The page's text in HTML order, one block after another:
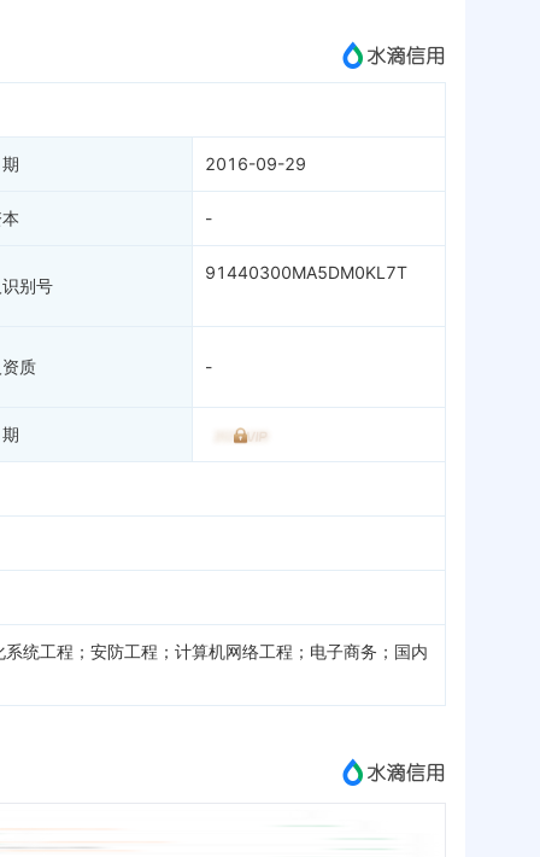
成为vip查看
2016-09-29
-
别号
91440300MA5DM0KL7T
质 -
统工程；安防工程；计算机网络工程；电子商务；国内